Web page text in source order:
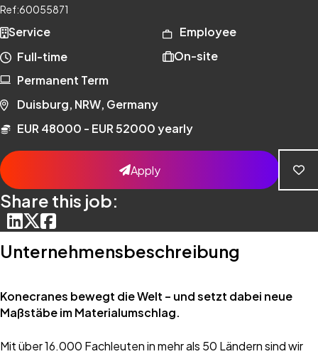
Ref:60055871
Service
Employee
Full-time
On-site
Permanent Term
Duisburg, NRW, Germany
EUR 48000 - EUR 52000 yearly
Apply
Share this job:
Unternehmensbeschreibung
Konecranes bewegt die Welt – und setzt dabei neue
Maßstäbe im Materialumschlag.
Mit über 16.000 Fachleuten in mehr als 50 Ländern sind wir